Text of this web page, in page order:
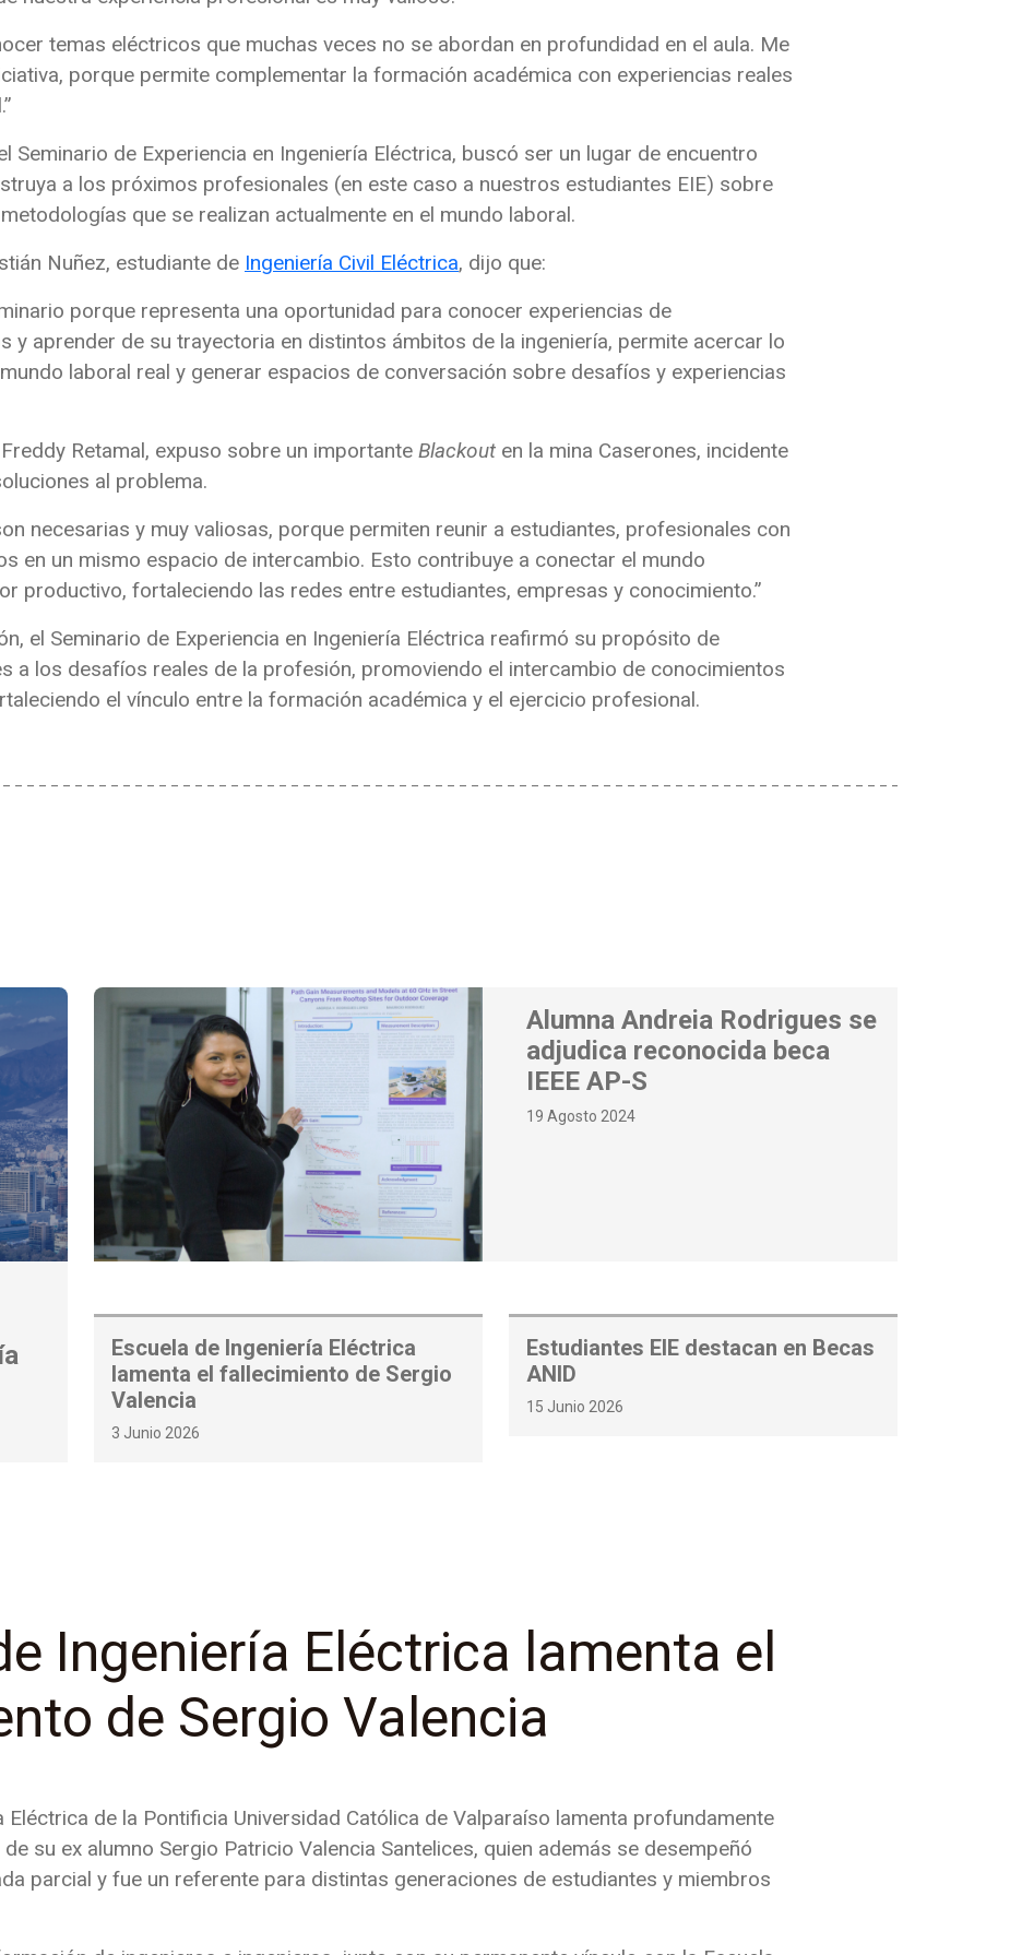
temas eléctricos que muchas veces no se abordan en profundidad en el aula. Me
porque permite complementar la formación académica con experiencias reales
Seminario de Experiencia en Ingeniería Eléctrica, buscó ser un lugar de encuentro
a los próximos profesionales (en este caso a nuestros estudiantes EIE) sobre
que se realizan actualmente en el mundo laboral.
Nuñez, estudiante de Ingeniería Civil Eléctrica, dijo que:
porque representa una oportunidad para conocer experiencias de
y aprender de su trayectoria en distintos ámbitos de la ingeniería, permite acercar lo
laboral real y generar espacios de conversación sobre desafíos y experiencias
Retamal, expuso sobre un importante Blackout en la mina Caserones, incidente
al problema.
necesarias y muy valiosas, porque permiten reunir a estudiantes, profesionales con
en un mismo espacio de intercambio. Esto contribuye a conectar el mundo
productivo, fortaleciendo las redes entre estudiantes, empresas y conocimiento.”
el Seminario de Experiencia en Ingeniería Eléctrica reafirmó su propósito de
a los desafíos reales de la profesión, promoviendo el intercambio de conocimientos
el vínculo entre la formación académica y el ejercicio profesional.
Alumna Andreia Rodrigues se
adjudica reconocida beca
IEEE AP-S
19 Agosto 2024
Escuela de Ingeniería Eléctrica
lamenta el fallecimiento de Sergio
Valencia
3 Junio 2026
Estudiantes EIE destacan en Becas
ANID
15 Junio 2026
Ingeniería Eléctrica lamenta el
de Sergio Valencia
Eléctrica de la Pontificia Universidad Católica de Valparaíso lamenta profundamente
su ex alumno Sergio Patricio Valencia Santelices, quien además se desempeñó
parcial y fue un referente para distintas generaciones de estudiantes y miembros